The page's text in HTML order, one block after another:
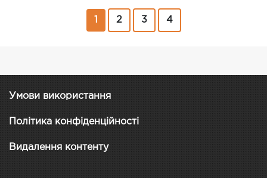
2 3 4
Умови використання
Політика конфіденційності
Видалення контенту